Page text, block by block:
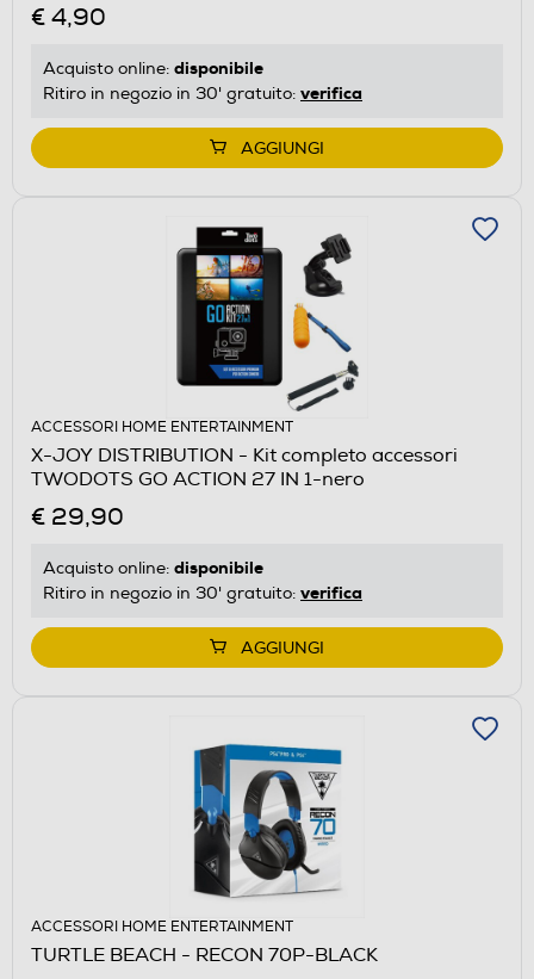
€ 4,90
Acquisto online: disponibile
Ritiro in negozio in 30' gratuito: verifica
AGGIUNGI
ACCESSORI HOME ENTERTAINMENT
X-JOY DISTRIBUTION - Kit completo accessori
TWODOTS GO ACTION 27 IN 1-nero
€ 29,90
Acquisto online: disponibile
Ritiro in negozio in 30' gratuito: verifica
AGGIUNGI
ACCESSORI HOME ENTERTAINMENT
TURTLE BEACH - RECON 70P-BLACK